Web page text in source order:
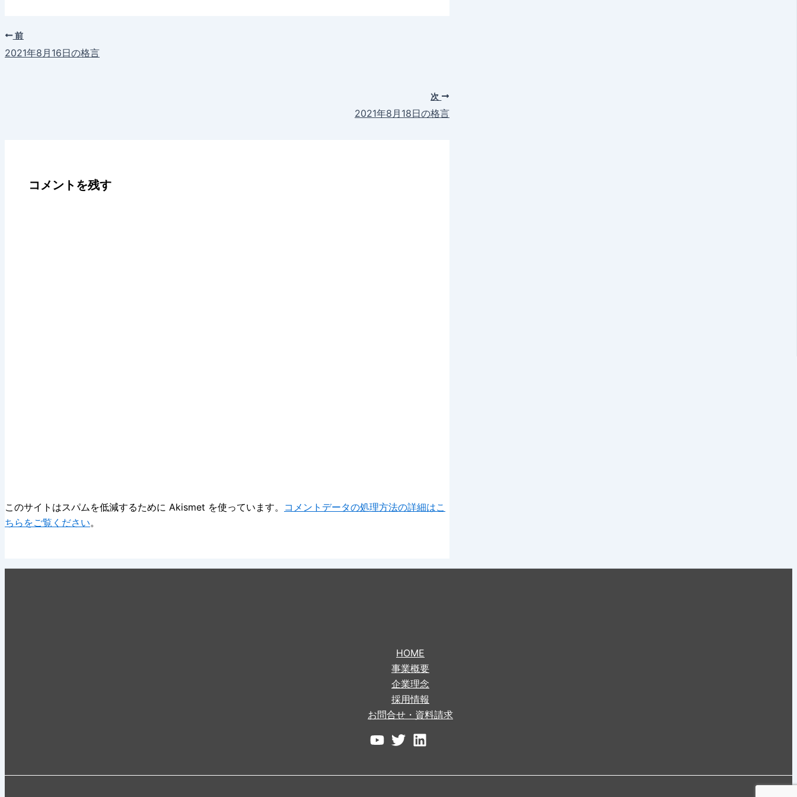
前
2021年8月16日の格言
次
2021年8月18日の格言
コメントを残す
このサイトはスパムを低減するために Akismet を使っています。 コメントデータの処理方法の詳細はこ
ちらをご覧ください。
HOME
事業概要
企業理念
採用情報
お問合せ・資料請求